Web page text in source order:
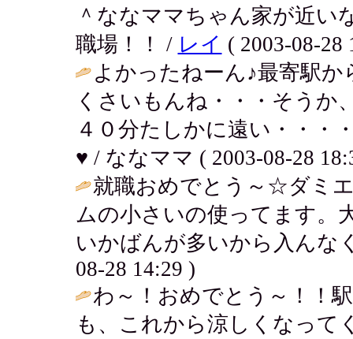
＾ななママちゃん家が近い
職場！！ / レイ ( 2003-08-28
よかったねーん♪最寄駅
くさいもんね・・・そうか
４０分たしかに遠い・・・
♥ / ななママ ( 2003-08-28
就職おめでとう～☆ダミ
ムの小さいの使ってます。
いかばんが多いから入んな
08-28 14:29 )
わ～！おめでとう～！！
も、これから涼しくなって